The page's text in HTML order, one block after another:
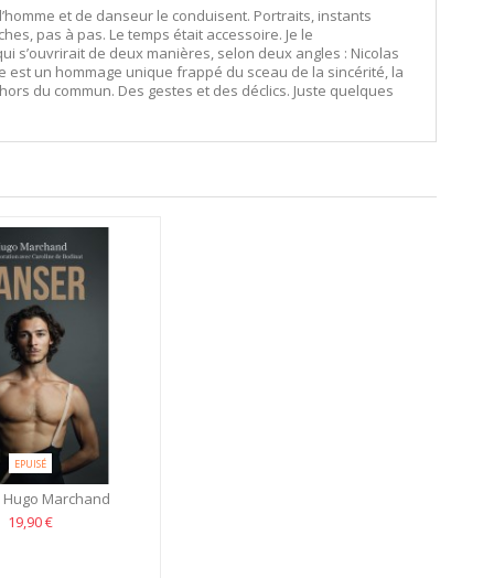
et de danseur le conduisent. Portraits, instants
pas à pas. Le temps était accessoire. Je le
s’ouvrirait de deux manières, selon deux angles : Nicolas
est un hommage unique frappé du sceau de la sincérité, la
du commun. Des gestes et des déclics. Juste quelques
EPUISÉ
Marchand
19,90 €